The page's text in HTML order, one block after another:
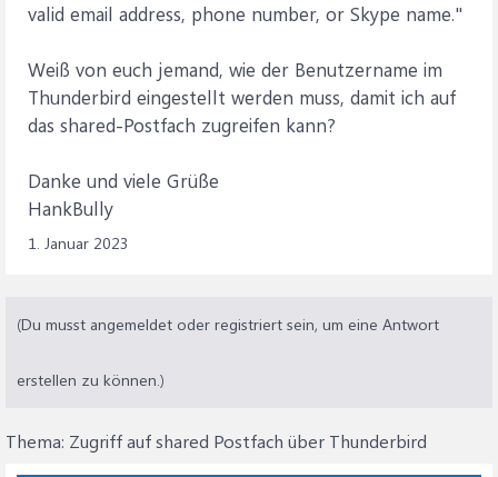
valid email address, phone number, or Skype name."
Weiß von euch jemand, wie der Benutzername im
Thunderbird eingestellt werden muss, damit ich auf
das shared-Postfach zugreifen kann?
Danke und viele Grüße
HankBully
1. Januar 2023
(Du musst angemeldet oder registriert sein, um eine Antwort
erstellen zu können.)
Thema: Zugriff auf shared Postfach über Thunderbird